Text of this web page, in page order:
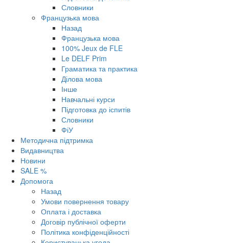
Словники
Французька мова
Назад
Французька мова
100% Jeux de FLE
Le DELF Prim
Граматика та практика
Ділова мова
Інше
Навчальні курси
Підготовка до іспитів
Словники
ФіУ
Методична підтримка
Видавництва
Новини
SALE %
Допомога
Назад
Умови повернення товару
Оплата і доставка
Договір публічної оферти
Політика конфіденційності